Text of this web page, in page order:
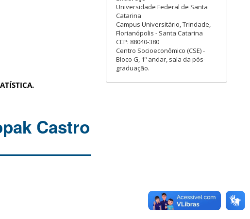
Castro
Universidade Federal de Santa
Catarina
Campus Universitário, Trindade,
Florianópolis - Santa Catarina
CEP: 88040-380
Centro Socioeconômico (CSE) -
Bloco G, 1º andar, sala da pós-
graduação.